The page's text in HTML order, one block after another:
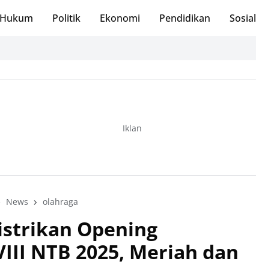
Hukum Politik Ekonomi Pendidikan Sosial
Iklan
News olahraga
Opening
NTB 2025, Meriah dan